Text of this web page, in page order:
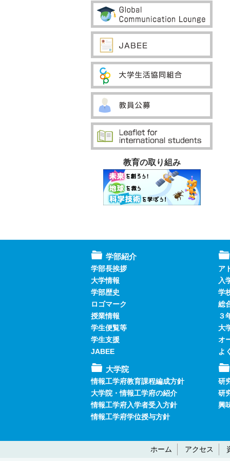
教育の取り組み
学部紹介
学部長挨拶
大学情報
学部歴史
ロゴマーク
授業情報
学生便覧等
学生支援
JABEE
大学院
情報工学府教育課程編成方針
大学院・情報工学府の紹介
情報工学府入学者受入方針
情報工学府学位授与方針
ア
入
学
総
３
大
オ
よ
研
研
興
ホーム アクセス